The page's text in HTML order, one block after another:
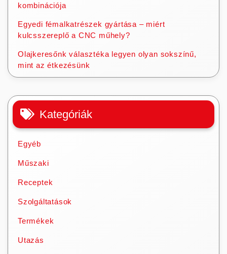
kombinációja
Egyedi fémalkatrészek gyártása – miért
kulcsszereplő a CNC műhely?
Olajkeresőnk választéka legyen olyan sokszínű,
mint az étkezésünk
Kategóriák
Egyéb
Műszaki
Receptek
Szolgáltatások
Termékek
Utazás